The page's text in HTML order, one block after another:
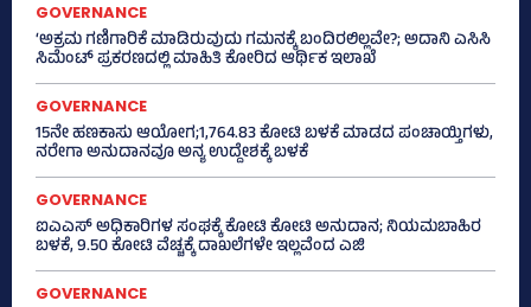
GOVERNANCE
‘ಅಕ್ರಮ ಗಣಿಗಾರಿಕೆ ಮಾಡಿರುವುದು ಗಮನಕ್ಕೆ ಬಂದಿರಲಿಲ್ಲವೇ?; ಅದಾನಿ ಎಸಿಸಿ
ಸಿಮೆಂಟ್ ಪ್ರಕರಣದಲ್ಲಿ ಮಾಹಿತಿ ಕೋರಿದ ಆರ್ಥಿಕ ಇಲಾಖೆ
GOVERNANCE
15ನೇ ಹಣಕಾಸು ಆಯೋಗ;1,764.83 ಕೋಟಿ ಬಳಕೆ ಮಾಡದ ಪಂಚಾಯ್ತಿಗಳು,
ನರೇಗಾ ಅನುದಾನವೂ ಅನ್ಯ ಉದ್ದೇಶಕ್ಕೆ ಬಳಕೆ
GOVERNANCE
ಐಎಎಸ್‌ ಅಧಿಕಾರಿಗಳ ಸಂಘಕ್ಕೆ ಕೋಟಿ ಕೋಟಿ ಅನುದಾನ; ನಿಯಮಬಾಹಿರ
ಬಳಕೆ, 9.50 ಕೋಟಿ ವೆಚ್ಚಕ್ಕೆ ದಾಖಲೆಗಳೇ ಇಲ್ಲವೆಂದ ಎಜಿ
GOVERNANCE